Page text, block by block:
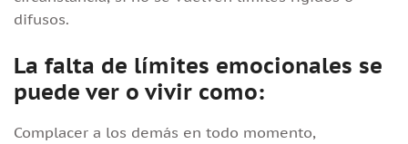
difusos.
La falta de límites emocionales se
puede ver o vivir como:
Complacer a los demás en todo momento,